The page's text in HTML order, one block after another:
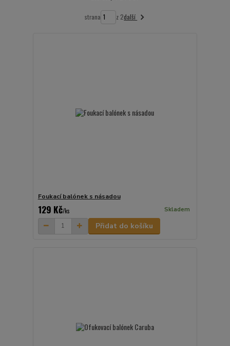
strana z 2další
Foukací balónek s násadou
129 Kč/ks Skladem
Přidat do košíku